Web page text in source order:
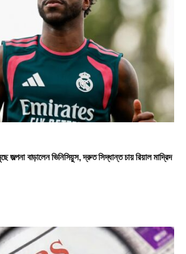
জল্পনা বাড়ালেন ভিনিসিয়ুস, দ্রুত সিদ্ধান্ত চায় রিয়াল মাদ্রিদ